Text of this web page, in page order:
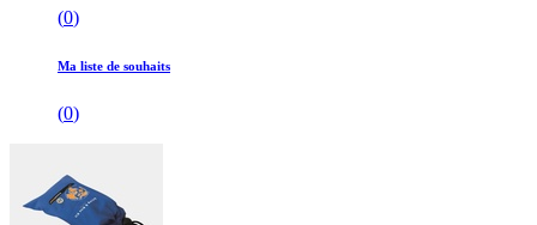
(0)
Ma liste de souhaits
(0)